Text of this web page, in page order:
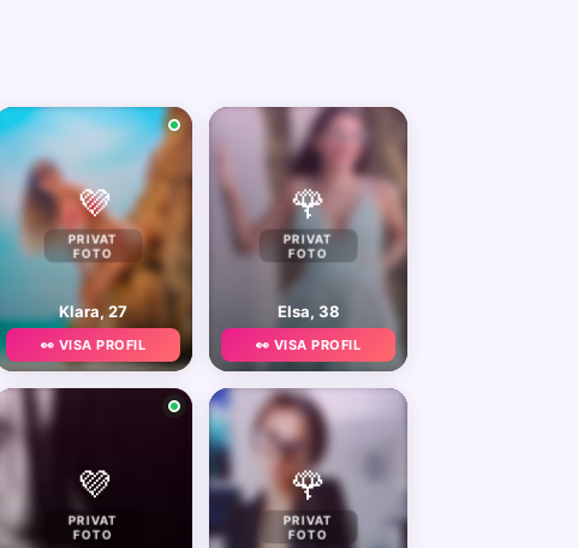
💜
PRIVAT
FOTO
Klara, 27
👀 VISA PROFIL
🌹
PRIVAT
FOTO
Elsa, 38
👀 VISA PROFIL
💜
PRIVAT
FOTO
🌹
PRIVAT
FOTO